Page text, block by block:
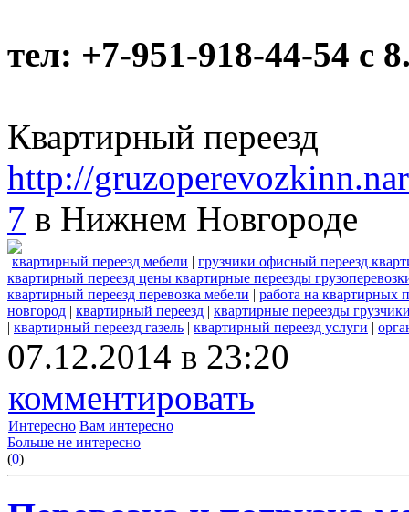
тел: +7-951-918-44-54 c
Квартирный переезд
http://
7 в Нижнем Новгороде
квартирный переезд мебели | грузчики офисный переезд
квартирный переезд цены квартирные переезды
квартирный переезд перевозка мебели | работа на квартирных
новгород | квартирный переезд | квартирные переезды
| квартирный переезд газель | квартирный переезд услуги |
07.12.2014 в 23:20
комментировать
Интересно Вам интересно
Больше не интересно
(0)